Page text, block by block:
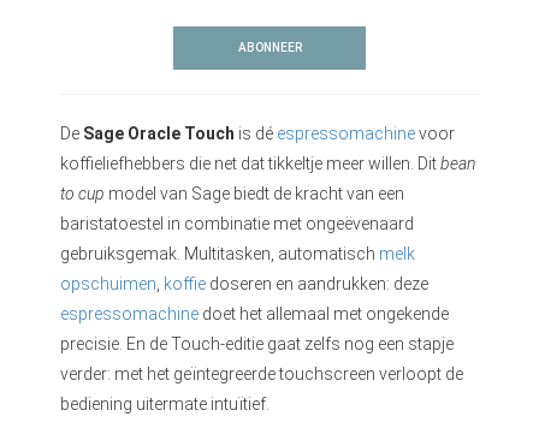
ABONNEER
De Sage Oracle Touch is dé espressomachinevoor
koffieliefhebbers die net dat tikkeltje meer willen. Ditbean
to cup model van Sage biedt de kracht van een
baristatoestel in combinatie met ongeëvenaard
gebruiksgemak. Multitasken, automatisch melk
opschuimen koffie doseren en aandrukken: deze
espressomachine doet het allemaal met ongekende
precisie. En de Touch-editie gaat zelfs nog een stapje
verder: met het geïntegreerde touchscreen verloopt de
bediening uitermate intuïtief.